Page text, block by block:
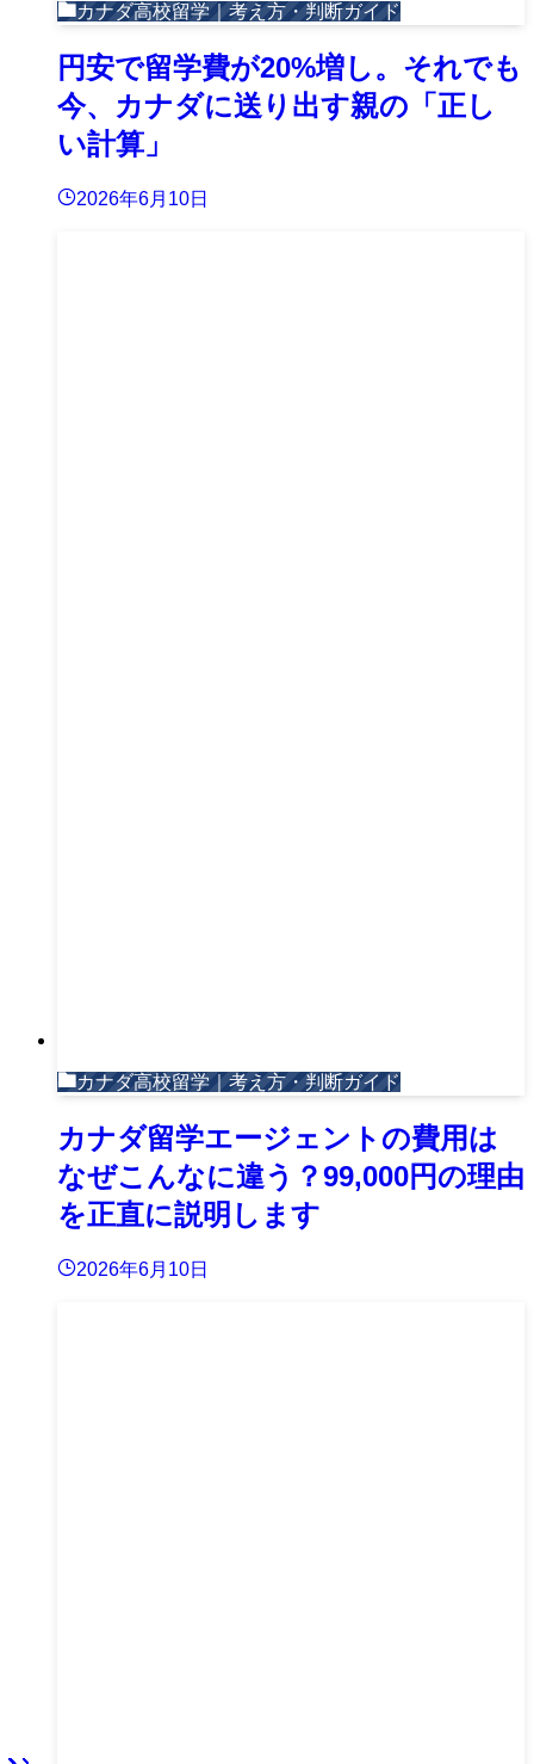
カナダ高校留学｜考え方・判断ガイド
円安で留学費が20%増し。それでも
今、カナダに送り出す親の「正し
い計算」
2026年6月10日
カナダ高校留学｜考え方・判断ガイド
カナダ留学エージェントの費用は
なぜこんなに違う？99,000円の理由
を正直に説明します
2026年6月10日